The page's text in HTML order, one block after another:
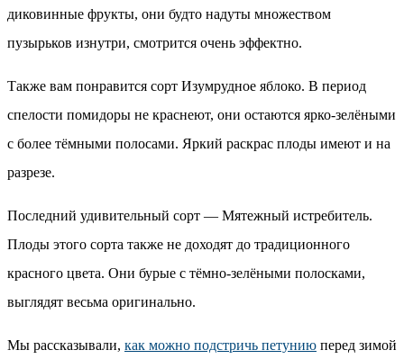
диковинные фрукты, они будто надуты множеством
пузырьков изнутри, смотрится очень эффектно.
Также вам понравится сорт Изумрудное яблоко. В период
спелости помидоры не краснеют, они остаются ярко-зелёными
с более тёмными полосами. Яркий раскрас плоды имеют и на
разрезе.
Последний удивительный сорт — Мятежный истребитель.
Плоды этого сорта также не доходят до традиционного
красного цвета. Они бурые с тёмно-зелёными полосками,
выглядят весьма оригинально.
Мы рассказывали, как можно подстричь петунию перед зимой